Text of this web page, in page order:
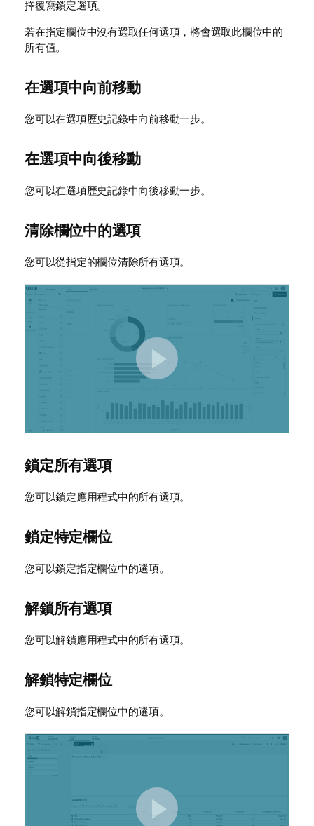
擇覆寫鎖定選項。
若在指定欄位中沒有選取任何選項，將會選取此欄位中的
所有值。
在選項中向前移動
您可以在選項歷史記錄中向前移動一步。
在選項中向後移動
您可以在選項歷史記錄中向後移動一步。
清除欄位中的選項
您可以從指定的欄位清除所有選項。
鎖定所有選項
您可以鎖定應用程式中的所有選項。
鎖定特定欄位
您可以鎖定指定欄位中的選項。
解鎖所有選項
您可以解鎖應用程式中的所有選項。
解鎖特定欄位
您可以解鎖指定欄位中的選項。